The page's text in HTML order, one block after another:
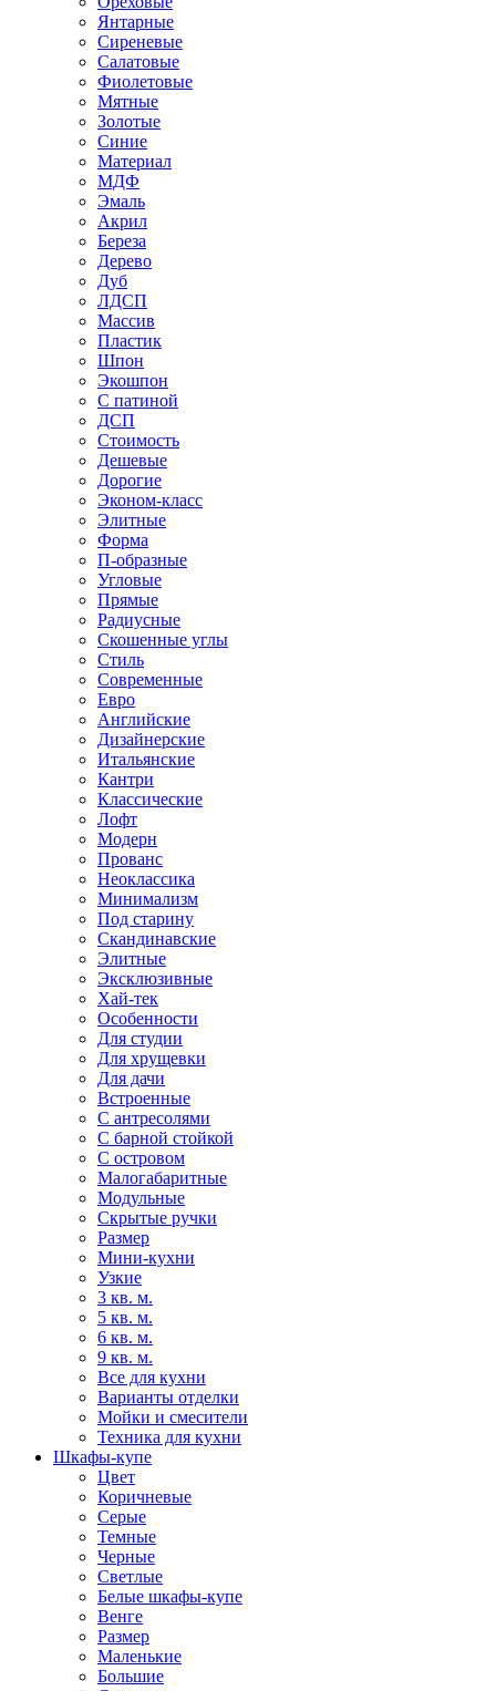
Янтарные
Сиреневые
Салатовые
Фиолетовые
Мятные
Золотые
Синие
Материал
МДФ
Эмаль
Акрил
Береза
Дерево
Дуб
ЛДСП
Массив
Пластик
Шпон
Экошпон
С патиной
ДСП
Стоимость
Дешевые
Дорогие
Эконом-класс
Элитные
Форма
П-образные
Угловые
Прямые
Радиусные
Скошенные углы
Стиль
Современные
Евро
Английские
Дизайнерские
Итальянские
Кантри
Классические
Лофт
Модерн
Прованс
Неоклассика
Минимализм
Под старину
Скандинавские
Элитные
Эксклюзивные
Хай-тек
Особенности
Для студии
Для хрущевки
Для дачи
Встроенные
С антресолями
С барной стойкой
С островом
Малогабаритные
Модульные
Скрытые ручки
Размер
Мини-кухни
Узкие
3 кв. м.
5 кв. м.
6 кв. м.
9 кв. м.
Все для кухни
Варианты отделки
Мойки и смесители
Техника для кухни
Шкафы-купе
Цвет
Коричневые
Серые
Темные
Черные
Светлые
Белые шкафы-купе
Венге
Размер
Маленькие
Большие